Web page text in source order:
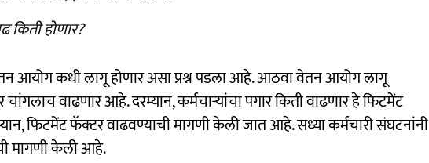
किती होणार?
आयोग कधी लागू होणार असा प्रश्न पडला आहे. आठवा वेतन आयोग लागू
चांगलाच वाढणार आहे. दरम्यान, कर्मचाऱ्यांचा पगार किती वाढणार हे फिटमेंट
फिटमेंट फॅक्टर वाढवण्याची मागणी केली जात आहे. सध्या कर्मचारी संघटनांनी
मागणी केली आहे.